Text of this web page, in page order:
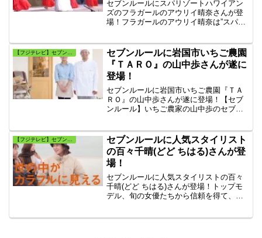
セブンルールにスパリゾートハワイアン
ズのフラガールのアウリイ晴奈さんが登
場！フラガールのアウリイ晴奈は”スパリ
銘を受け、55年の歴史を持つハワイアン
ズのフラガールになった。
セブンルールに岩国市いちご農園
『ＴＡＲＯ』の山中歩さんが遂に
登場！
セブンルールに岩国市いちご農園『ＴＡ
ＲＯ』の山中歩さんが遂に登場！【セブ
ンルール】いちご農家の山中歩のセブン
歩に密着。イチゴ農家ＴＡＲＯ（タロ
ウ）いちごの通販の案内。
セブンルールに人気スタイリスト
の百々千晴(どど ちはる)さんが登
場！
セブンルールに人気スタイリストの百々
千晴(どど ちはる)さんが登場！トップモ
デル、旬の女優たちから信頼を得て、